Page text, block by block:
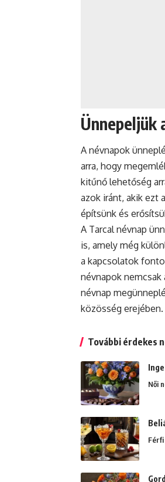
Ünnepeljük
A névnapok
arra, hogy
kitűnő lehetőség
azok iránt, akik ezt
építsünk és
A Tarcal névnap
is, amely még
a kapcsolatok
névnapok
névnap
közösség erejében.
További érdekes
Női
Férfi